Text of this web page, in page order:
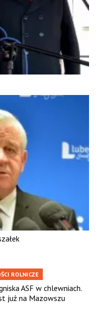
ROLNICZE
ASF w chlewniach.
już na Mazowszu